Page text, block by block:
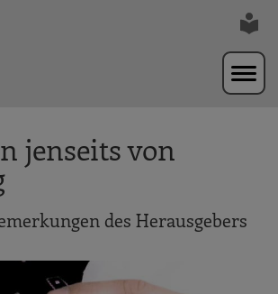
jenseits von
des Herausgebers